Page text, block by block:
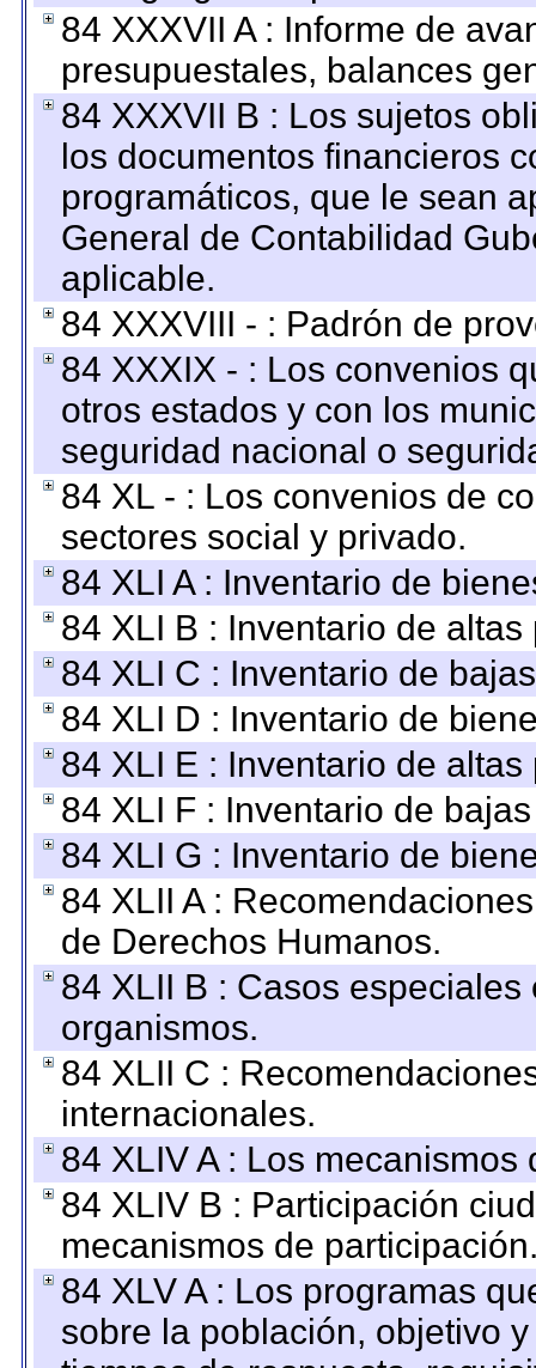
84 XXXVII A : Informe de
presupuestales, balances
84 XXXVII B : Los sujetos
los documentos financieros
programáticos, que le sean
General de Contabilidad
aplicable.
84 XXXVIII - : Padrón de
84 XXXIX - : Los convenios
otros estados y con los
seguridad nacional o
84 XL - : Los convenios de
sectores social y privado.
84 XLI A : Inventario de
84 XLI B : Inventario de
84 XLI C : Inventario de
84 XLI D : Inventario de
84 XLI E : Inventario de
84 XLI F : Inventario de
84 XLI G : Inventario de
84 XLII A :
de Derechos Humanos.
84 XLII B : Casos
organismos.
84 XLII C :
internacionales.
84 XLIV A : Los
84 XLIV B : Participación
mecanismos de
84 XLV A : Los programas
sobre la población, objetivo